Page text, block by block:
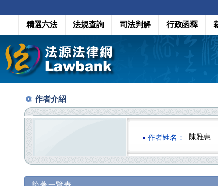
精選六法 法規查詢 司法判解 行政函釋
作者介紹
作者姓名： 陳雅惠